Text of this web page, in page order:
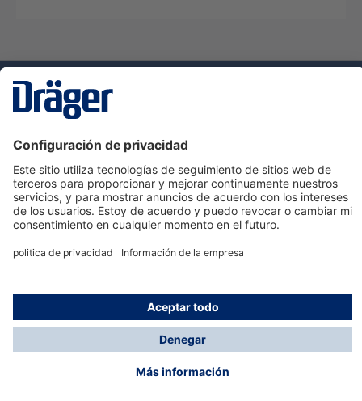
Servicio de atención al cliente de Dräger
Ayuda
Información
© Dräger Hispania S.A.U., 2024
*Todos los precios no incluyen IVA y posibles gastos
de envío, salvo que indique lo contrario